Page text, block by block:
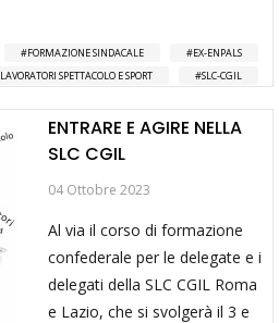
FORMAZIONE SINDACALE
EX-ENPALS
LAVORATORI SPETTACOLO E SPORT
SLC-CGIL
ENTRARE E AGIRE NELLA
SLC CGIL
04 Ottobre 2023
Al via il corso di formazione
confederale per le delegate e i
delegati della SLC CGIL Roma
e Lazio, che si svolgerà il 3 e